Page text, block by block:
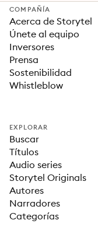
COMPAÑÍA
Acerca de Storytel
Únete al equipo
Inversores
Prensa
Sostenibilidad
Whistleblow
EXPLORAR
Buscar
Títulos
Audio series
Storytel Originals
Autores
Narradores
Categorías